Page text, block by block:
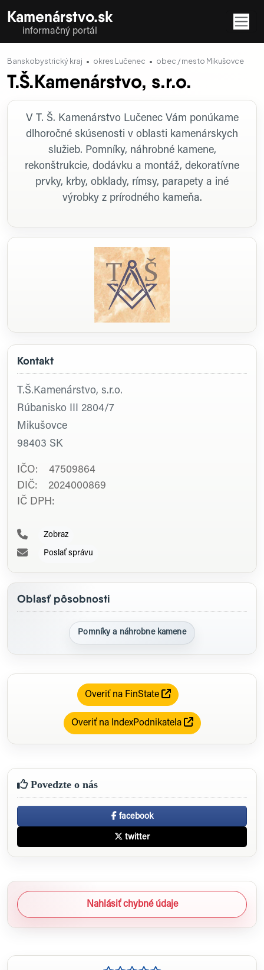
Kamenárstvo.sk
informačný portál
Banskobystrický kraj okres Lučenec obec / mesto Mikušovce
T.Š.Kamenárstvo, s.r.o.
Kontakt
T.Š.Kamenárstvo, s.r.o.
Rúbanisko III 2804/7
Mikušovce
98403 SK
IČO: 47509864
DIČ: 2024000869
IČ DPH:
Zobraz
Poslať správu
Oblasť pôsobnosti
Pomníky a náhrobne kamene
Overiť na FinState
Overiť na IndexPodnikatela
Povedzte o nás
facebook
twitter
Nahlásiť chybné údaje
Profil firmy
V T. Š. Kamenárstvo Lučenec Vám ponúkame
dlhoročné skúsenosti v oblasti kamenárskych
služieb. Pomníky, náhrobné kamene,
rekonštrukcie, dodávku a montáž, dekoratívne
prvky, krby, obklady, rímsy, parapety a iné
výrobky z prírodného kameňa.